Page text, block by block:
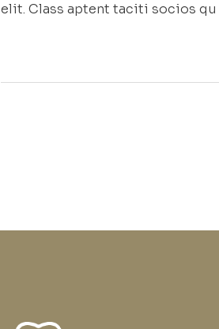
elit. Class aptent taciti socios